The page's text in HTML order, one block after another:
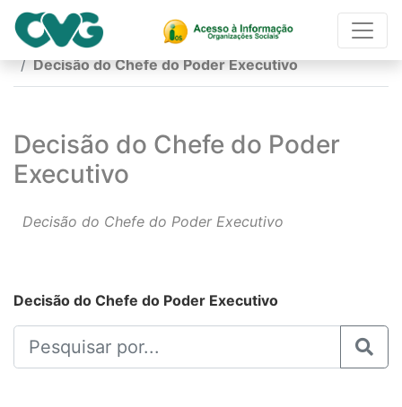
Página Inicial
Decisão do Chefe do Poder Executivo
Decisão do Chefe do Poder
Executivo
Decisão do Chefe do Poder Executivo
Decisão do Chefe do Poder Executivo